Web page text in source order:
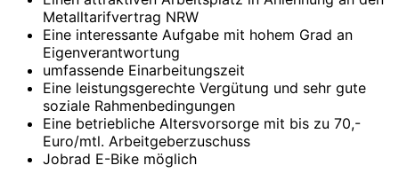
Metalltarifvertrag NRW
Eine interessante Aufgabe mit hohem Grad an
Eigenverantwortung
umfassende Einarbeitungszeit
Eine leistungsgerechte Vergütung und sehr gute
soziale Rahmenbedingungen
Eine betriebliche Altersvorsorge mit bis zu 70,-
Euro/mtl. Arbeitgeberzuschuss
Jobrad E-Bike möglich